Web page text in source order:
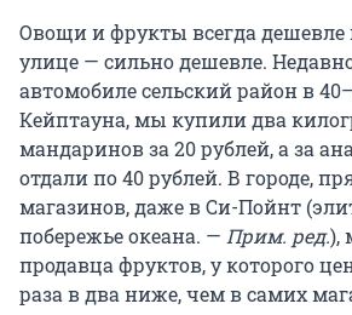
Овощи и фрукты всегда дешевле
улице — сильно дешевле.
автомобиле сельский район в
Кейптауна, мы купили два
мандаринов за 20 рублей, а за
отдали по 40 рублей. В городе,
магазинов, даже в Си-Пойнт
побережье океана. — Прим. ред.),
продавца фруктов, у которого
раза в два ниже, чем в самих